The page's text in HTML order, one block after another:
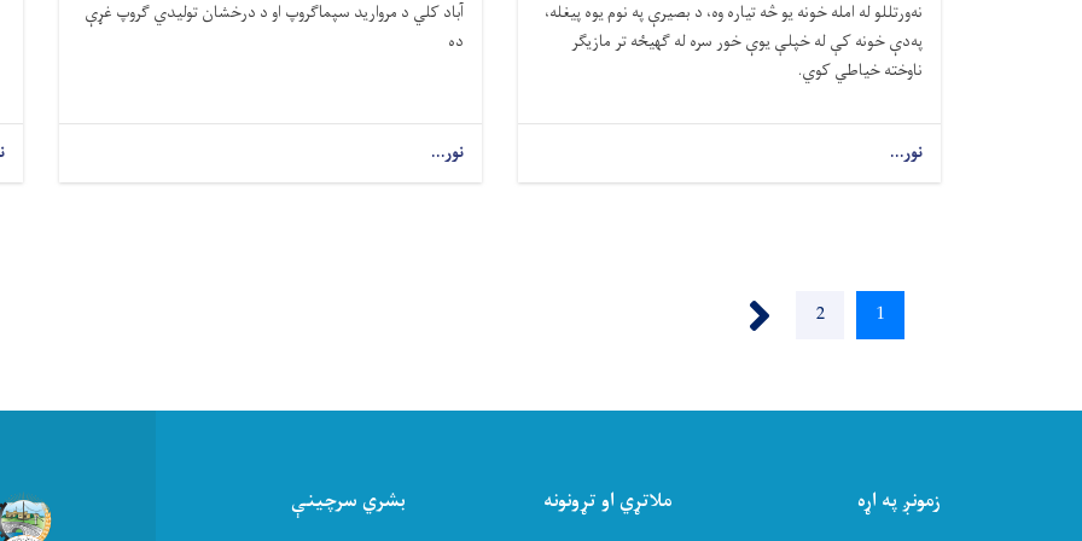
نه‌ورتللو له امله خونه یو څه تیاره وه، د بصیرې په نوم یوه پيغله،
په‌دې خونه کې له خپلې یوې خور سره له ګهيځه تر مازیګر
ناوخته خیاطي کوي.
نور...
آباد کلي د مروارید سپماګروپ او د درخشان تولیدي ګروپ غړې
ده
نور...
اوسنی
1
Page
2
زمونږ په اړه ملاتړي او تړونونه بشري سرچینې